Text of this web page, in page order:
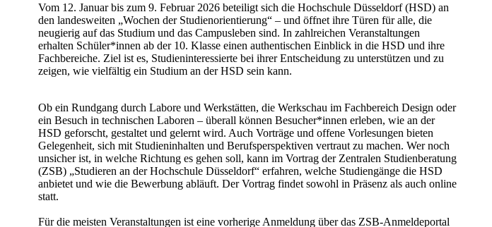
​​​​​​​​Vom 12. Januar bis zum 9. Februar 2026 beteiligt sich die Hochschule Düsseldorf (HSD) an
den landesweiten „Wochen der Studienorientierung“ – und öffnet ihre Türen für alle, die
neugierig auf das Studium und das Campusleben sind. In zahlreichen Veranstaltungen
erhalten Schüler*innen ab der 10. Klasse einen authentischen Einblick in die HSD und ihre
Fachbereiche. Ziel ist es, Studieninteressierte bei ihrer Entscheidung zu unterstützen und zu
zeigen, wie vielfältig ein Studium an der HSD sein kann.
Ob ein Rundgang durch Labore und Werkstätten, die Werkschau im Fachbereich Design oder
ein Besuch in technischen Laboren – überall können Besucher*innen erleben, wie an der
HSD geforscht, gestaltet und gelernt wird. Auch Vorträge und offene Vorlesungen bieten
Gelegenheit, sich mit Studieninhalten und Berufsperspektiven vertraut zu machen. Wer noch
unsicher ist, in welche Richtung es gehen soll, kann im Vortrag der Zentralen Studienberatung
(ZSB) „Studieren an der Hochschule Düsseldorf“ erfahren, welche Studiengänge die HSD
anbietet und wie die Bewerbung abläuft. Der Vortrag findet sowohl in Präsenz als auch online
statt.
Für die meisten Veranstaltungen ist eine vorherige Anmeldung über das ZSB-Anmeldeportal